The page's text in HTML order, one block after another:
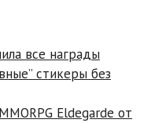
все награды
стикеры без
Eldegarde от